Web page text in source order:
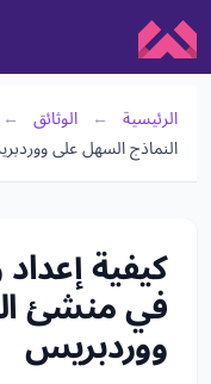
الرئيسية ← الوثائق ←
النماذج السهل على
في منشئ
ووردبريس